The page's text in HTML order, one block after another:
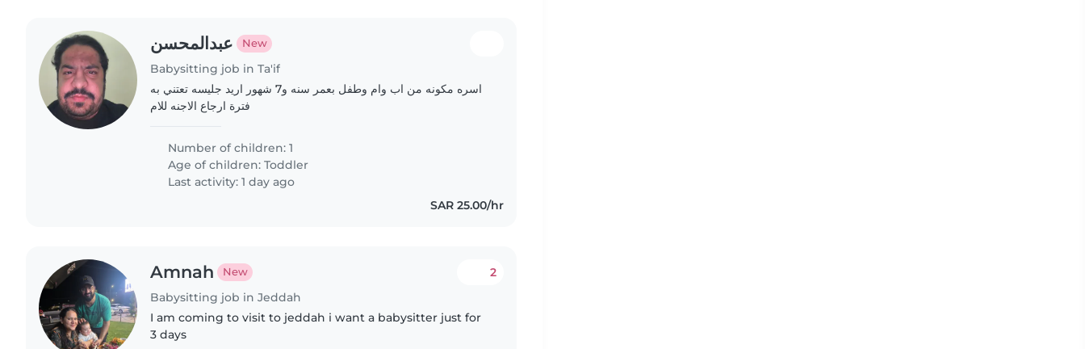
عبدالمحسن New
Babysitting job in Ta'if
اسره مكونه من اب وام وطفل بعمر سنه و7 شهور اريد جليسه تعتني به
فترة ارجاع الاجنه للام
Number of children: 1
Age of children:Toddler
Last activity: 1 day ago
SAR 25.00/hr
Amnah New
Babysitting job in Jeddah
2
I am coming to visit to jeddah i want a babysitter just for
3 days